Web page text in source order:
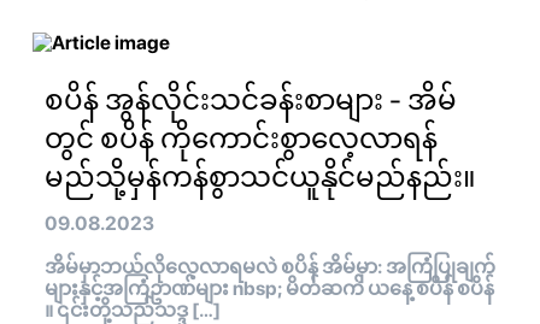
စပိန် အွန်လိုင်းသင်ခန်းစာများ - အိမ်
တွင် စပိန် ကိုကောင်းစွာလေ့လာရန်
မည်သို့မှန်ကန်စွာသင်ယူနိုင်မည်နည်း။
09.08.2023
အိမ်မှာဘယ်လိုလေ့လာရမလဲ စပိန် အိမ်မှာ: အကြံပြုချက်
များနှင့်အကြံဥာဏ်များ nbsp; မိတ်ဆက် ယနေ့ စပိန် စပိန်
။ ၎င်းတို့သည်သဒ္ဒ […]